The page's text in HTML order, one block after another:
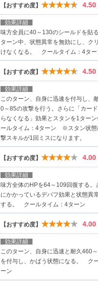
【おすすめ度】 ★★★★★ 4.50
効果詳細
味方全員に40～130のシールドを貼
ターン中、状態異常を無効にし、ク
けなくなる。 クールタイム：4ター
【おすすめ度】 ★★★★★ 4.50
効果詳細
このターン、自身に迅速を付与し、
0～85の攻撃を行う。さらに「カー
らなくなる」効果とスタンを1ター
ールタイム：4ターン ※スタン状態
撃スキルが1回ミスになります。
【おすすめ度】 ★★★★★ 4.00
効果詳細
味方全体のHPを64～109回復する。
にかかっているデバフ効果と状態異
する。 クールタイム：4ターン
【おすすめ度】 ★★★★★ 4.00
効果詳細
このターン、自身に迅速と耐久460
を付与し、かばう状態になる。 ク
ーン